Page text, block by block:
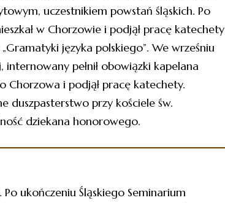
uczestnikiem powstań śląskich. Po
w Chorzowie i podjął pracę katechety
języka polskiego”. We wrześniu
internowany pełnił obowiązki kapelana
Chorzowa i podjął pracę katechety.
duszpasterstwo przy kościele św.
dziekana honorowego.
ukończeniu Śląskiego Seminarium